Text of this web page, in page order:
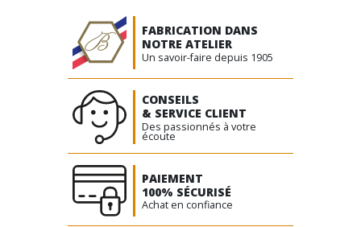
FABRICATION DANS
NOTRE ATELIER
Un savoir-faire depuis 1905
CONSEILS
& SERVICE CLIENT
Des passionnés à votre
écoute
PAIEMENT
100% SÉCURISÉ
Achat en confiance